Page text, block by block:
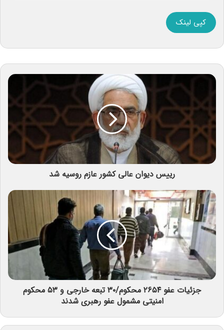
کپی لینک
رییس دیوان عالی کشور عازم روسیه شد
جزئیات عفو ۲۶۵۴ محکوم/۳۰ تبعه خارجی و ۵۳ محکوم
امنیتی مشمول عفو رهبری شدند